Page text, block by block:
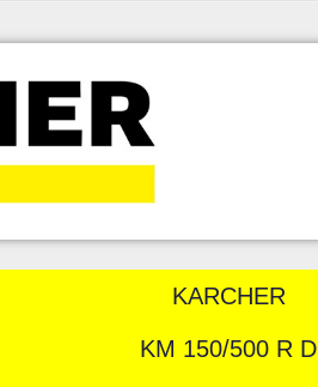
KARCHER
KM 150/500 R D